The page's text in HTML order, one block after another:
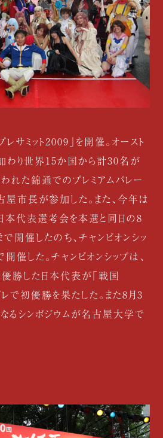
サミット2009」を開催。オースト
加わり世界15か国から計30名が
れた錦通でのプレミアムパレー
市長が参加した。また、今年は
本代表選考会を本選と同日の8
開催したのち、チャンピオンシッ
催した。チャンピオンシップは、
勝した日本代表が「戦国
で初優勝を果たした。また8月3
るシンポジウムが名古屋大学で